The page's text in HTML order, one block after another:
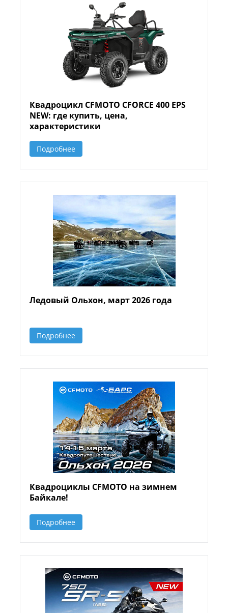
Квадроцикл CFMOTO CFORCE 400 EPS
NEW: где купить, цена,
характеристики
Подробнее
Ледовый Ольхон, март 2026 года
Подробнее
Квадроциклы CFMOTO на зимнем
Байкале!
Подробнее